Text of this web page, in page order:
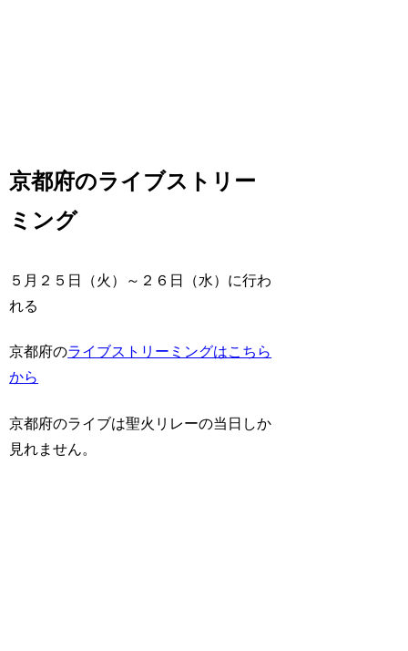
京都府のライブストリー
ミング
５月２５日（火）～２６日（水）に行わ
れる
京都府のライブストリーミングはこちら
から
京都府のライブは聖火リレーの当日しか
見れません。